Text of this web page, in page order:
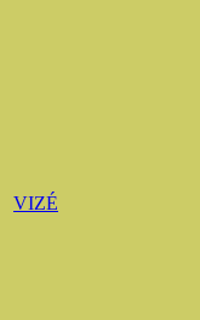
VIZÉ